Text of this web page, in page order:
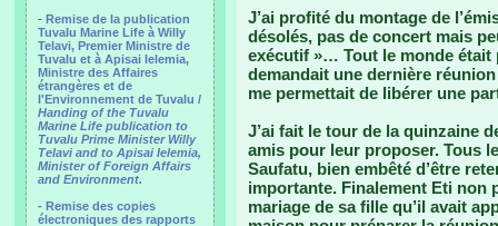
- Remise de la publication
Tuvalu Marine Life à Willy
Telavi, Premier Ministre de
Tuvalu et à Apisai Ielemia,
Ministre des Affaires
étrangères et de
l'Environnement de Tuvalu /
Handing of the Tuvalu
Marine Life publication to
Tuvalu Prime Minister Willy
Telavi and to Apisai Ielemia,
Minister of Foreign Affairs
and Environment.
- Remise des copies
électroniques des rapports
J’ai profité du montage de
désolés, pas de concert mais
exécutif »… Tout le monde
demandait une dernière
me permettait de libérer une
J’ai fait le tour de la quinzaine
amis pour leur proposer. Tous
Saufatu, bien embêté d’être
importante. Finalement Eti non
mariage de sa fille qu’il avait